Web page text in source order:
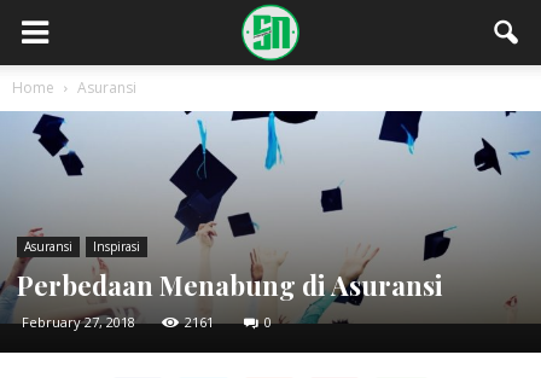
Home Asuransi
Asuransi Inspirasi
Perbedaan Menabung di Asuransi
February 27, 2018 2161 0